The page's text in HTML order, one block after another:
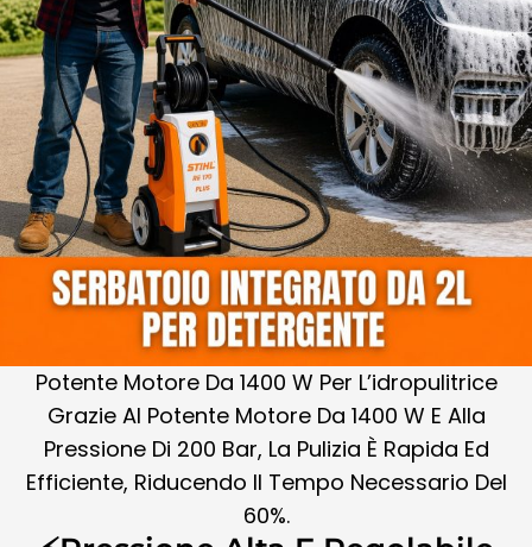
Potente Motore Da 1400 W Per L’idropulitrice
Grazie Al Potente Motore Da 1400 W E Alla
Pressione Di 200 Bar, La Pulizia È Rapida Ed
Efficiente, Riducendo Il Tempo Necessario Del
60%.